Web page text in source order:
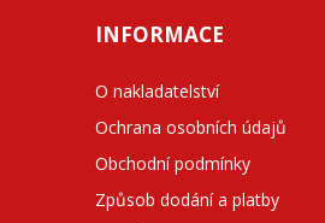
INFORMACE
O nakladatelství
Ochrana osobních údajů
Obchodní podmínky
Způsob dodání a platby